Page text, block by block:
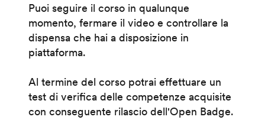
Puoi seguire il corso in qualunque
momento, fermare il video e controllare la
dispensa che hai a disposizione in
piattaforma.
Al termine del corso potrai effettuare un
test di verifica delle competenze acquisite
con conseguente rilascio dell'Open Badge.